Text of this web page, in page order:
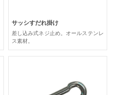
サッシすだれ掛け
差し込み式ネジ止め。オールステンレ
ス素材。